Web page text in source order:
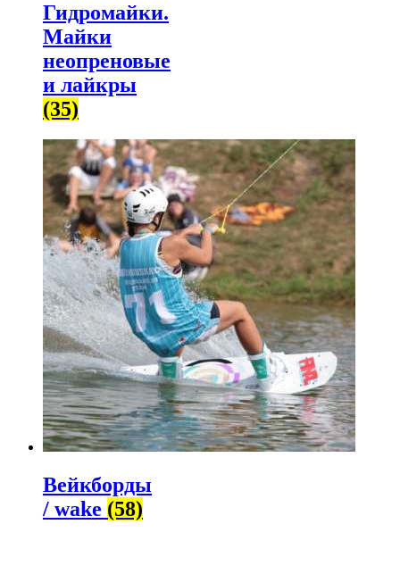
Гидромайки.
Майки
неопреновые
и лайкры
(35)
Вейкборды
/ wake (58)